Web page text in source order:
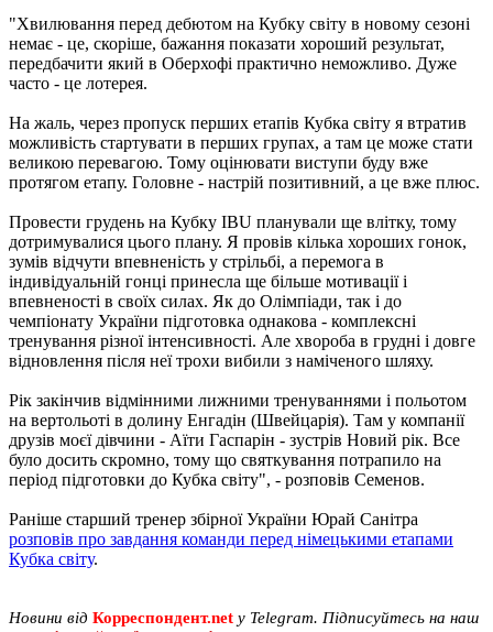
"Хвилювання перед дебютом на Кубку світу в новому сезоні
немає - це, скоріше, бажання показати хороший результат,
передбачити який в Оберхофі практично неможливо. Дуже
часто - це лотерея.
На жаль, через пропуск перших етапів Кубка світу я втратив
можливість стартувати в перших групах, а там це може стати
великою перевагою. Тому оцінювати виступи буду вже
протягом етапу. Головне - настрій позитивний, а це вже плюс.
Провести грудень на Кубку IBU планували ще влітку, тому
дотримувалися цього плану. Я провів кілька хороших гонок,
зумів відчути впевненість у стрільбі, а перемога в
індивідуальній гонці принесла ще більше мотивації і
впевненості в своїх силах. Як до Олімпіади, так і до
чемпіонату України підготовка однакова - комплексні
тренування різної інтенсивності. Але хвороба в грудні і довге
відновлення після неї трохи вибили з наміченого шляху.
Рік закінчив відмінними лижними тренуваннями і польотом
на вертольоті в долину Енгадін (Швейцарія). Там у компанії
друзів моєї дівчини - Аїти Гаспарін - зустрів Новий рік. Все
було досить скромно, тому що святкування потрапило на
період підготовки до Кубка світу", - розповів Семенов.
Раніше старший тренер збірної України Юрай Санітра
розповів про завдання команди перед німецькими етапами
Кубка світу.
Новини від Корреспондент.net у Telegram. Підписуйтесь на наш